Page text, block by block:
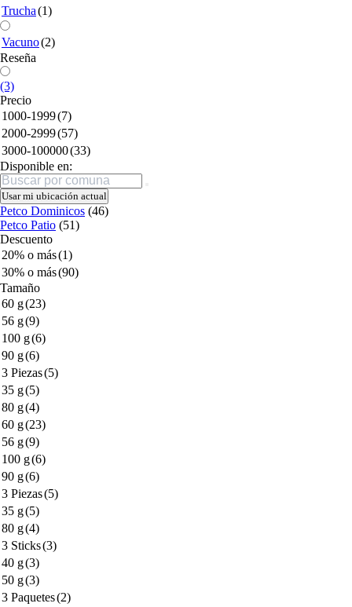
Trucha(1)
Vacuno(2)
Reseña
(3)
Precio
1000-1999(7)
2000-2999(57)
3000-100000(33)
Disponible en:
Buscar
Usar mi ubicación actual
Petco Dominicos (46)
Petco Patio (51)
Descuento
20% o más(1)
30% o más(90)
Tamaño
60 g(23)
56 g(9)
100 g(6)
90 g(6)
3 Piezas(5)
35 g(5)
80 g(4)
60 g(23)
56 g(9)
100 g(6)
90 g(6)
3 Piezas(5)
35 g(5)
80 g(4)
3 Sticks(3)
40 g(3)
50 g(3)
3 Paquetes(2)